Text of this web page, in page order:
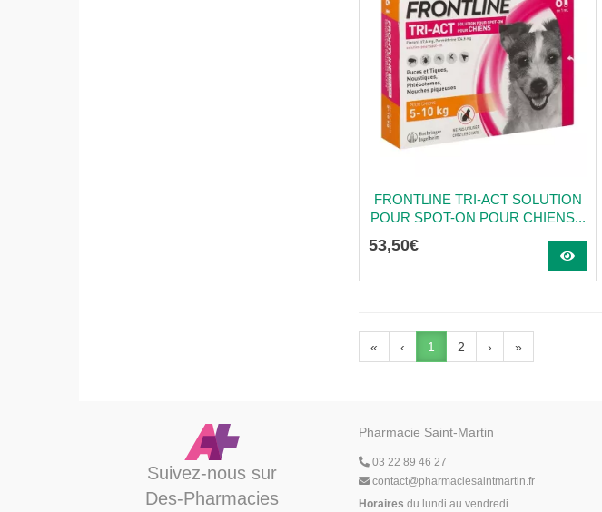
FRONTLINE TRI-ACT SOLUTION
POUR SPOT-ON POUR CHIENS...
53,50€
« ‹ 1 2 › »
Suivez-nous sur
Des-Pharmacies
Pharmacie Saint-Martin
03 22 89 46 27
contact@pharmaciesaintmartin.fr
Horaires du lundi au vendredi